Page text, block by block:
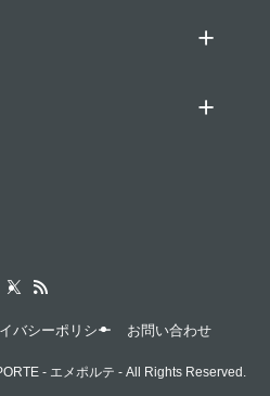
バシーポリシー お問い合わせ
- エメポルテ - All Rights Reserved.